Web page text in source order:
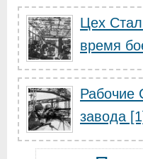
Цех
время
Рабочие
завода